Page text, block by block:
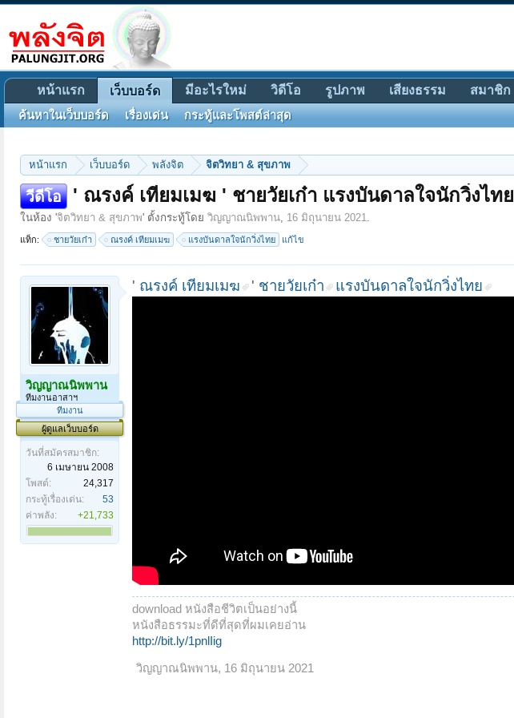
หน้าแรก เว็บบอร์ด พลังจิต จิตวิทยา & สุขภาพ
วีดีโอ ' ณรงค์ เทียมเมฆ ' ชายวัยเก๋า แรงบันดาลใจนักวิ่งไทย
ในห้อง 'จิตวิทยา & สุขภาพ' ตั้งกระทู้โดย วิญญาณนิพพาน, 16 มิถุนายน 2021.
แท็ก: ชายวัยเก๋า ณรงค์ เทียมเมฆ แรงบันดาลใจนักวิ่งไทย แก้ไข
วิญญาณนิพพาน
ทีมงานอาสาฯ
ทีมงาน
ผู้ดูแลเว็บบอร์ด
วันที่สมัครสมาชิก:
6 เมษายน 2008
โพสต์:
24,317
กระทู้เรื่องเด่น:
53
ค่าพลัง:
+21,733
' ณรงค์ เทียมเมฆ ' ชายวัยเก๋า แรงบันดาลใจนักวิ่งไทย
download หนังสือชีวิตเป็นอย่างนี้
หนังสือธรรมะที่ดีที่สุดที่ผมเคยอ่าน
http://bit.ly/1pnlIig
วิญญาณนิพพาน, 16 มิถุนายน 2021
หน้าแรก เว็บบอร์ด
ค้นหาในเว็บบอร์ด เรื่องเด่น กระทู้และโพสต์ล่าสุด
มีอะไรใหม่ วิดีโอ รูปภาพ เสียงธรรม สมาชิก